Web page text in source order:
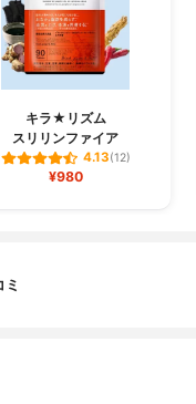
キラ★リズム
スリリンファイア
4.13(12)
¥980
ミ